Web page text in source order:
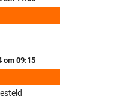
om 09:15